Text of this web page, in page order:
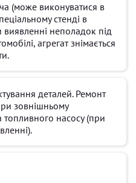
(може виконуватися в
стенді в
виявленні неполадок під
агрегат знімається
деталей. Ремонт
зовнішньому
топливного насосу (при